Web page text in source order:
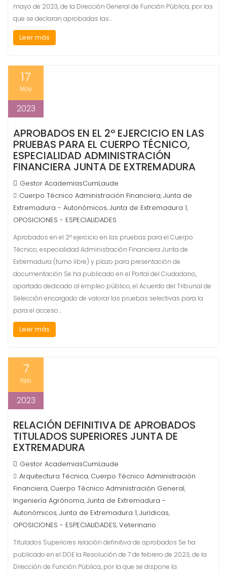
mayo de 2023, de la Dirección General de Función Pública, por las
que se declaran aprobadas las…
Leer más
17
May
2023
APROBADOS EN EL 2º EJERCICIO EN LAS
PRUEBAS PARA EL CUERPO TÉCNICO,
ESPECIALIDAD ADMINISTRACIÓN
FINANCIERA JUNTA DE EXTREMADURA
Gestor AcademiasCumLaude
Cuerpo Técnico Administración Financiera,Junta de
Extremadura - Autonómicos,Junta de Extremadura 1,
OPOSICIONES - ESPECIALIDADES
Aprobados en el 2º ejercicio en las pruebas para el Cuerpo
Técnico, especialidad Administración Financiera Junta de
Extremadura (turno libre) y plazo para presentación de
documentación Se ha publicado en el Portal del Ciudadano,
apartado dedicado al empleo público, el Acuerdo del Tribunal de
Selección encargado de valorar las pruebas selectivas para la
para el acceso…
Leer más
7
Feb
2023
RELACIÓN DEFINITIVA DE APROBADOS
TITULADOS SUPERIORES JUNTA DE
EXTREMADURA
Gestor AcademiasCumLaude
Arquitectura Técnica, Cuerpo Técnico Administración
Financiera, Cuerpo Técnico Administración General,
Ingeniería Agrónoma,Junta de Extremadura -
Autonómicos,Junta de Extremadura 1,Jurídicas,
OPOSICIONES - ESPECIALIDADES,Veterinario
Titulados Superiores relación definitiva de aprobados Se ha
publicado en el DOE la Resolución de 7 de febrero de 2023, de la
Dirección de Función Pública, por la que se dispone la